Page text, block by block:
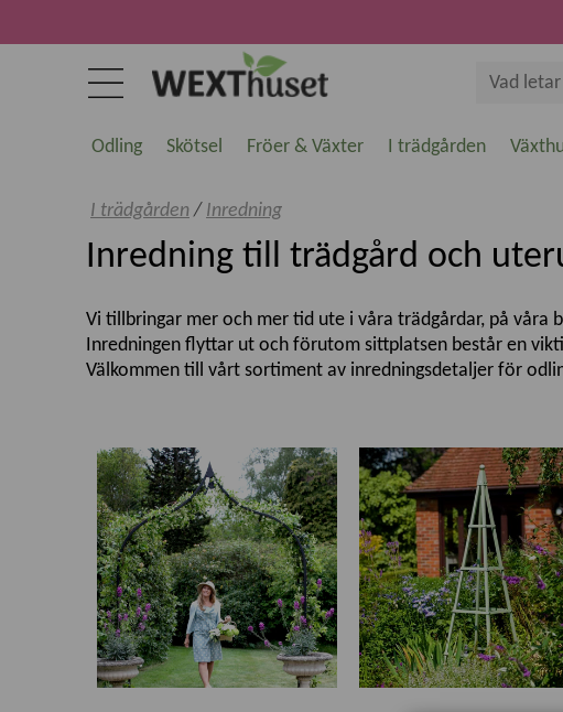
Odling Skötsel Fröer & Växter I trädgården
I trädgården / Inredning
Inredning till trädgård och
Vi tillbringar mer och mer tid ute i våra trädgårdar, på våra
Inredningen flyttar ut och förutom sittplatsen består en
Välkommen till vårt sortiment av inredningsdetaljer för